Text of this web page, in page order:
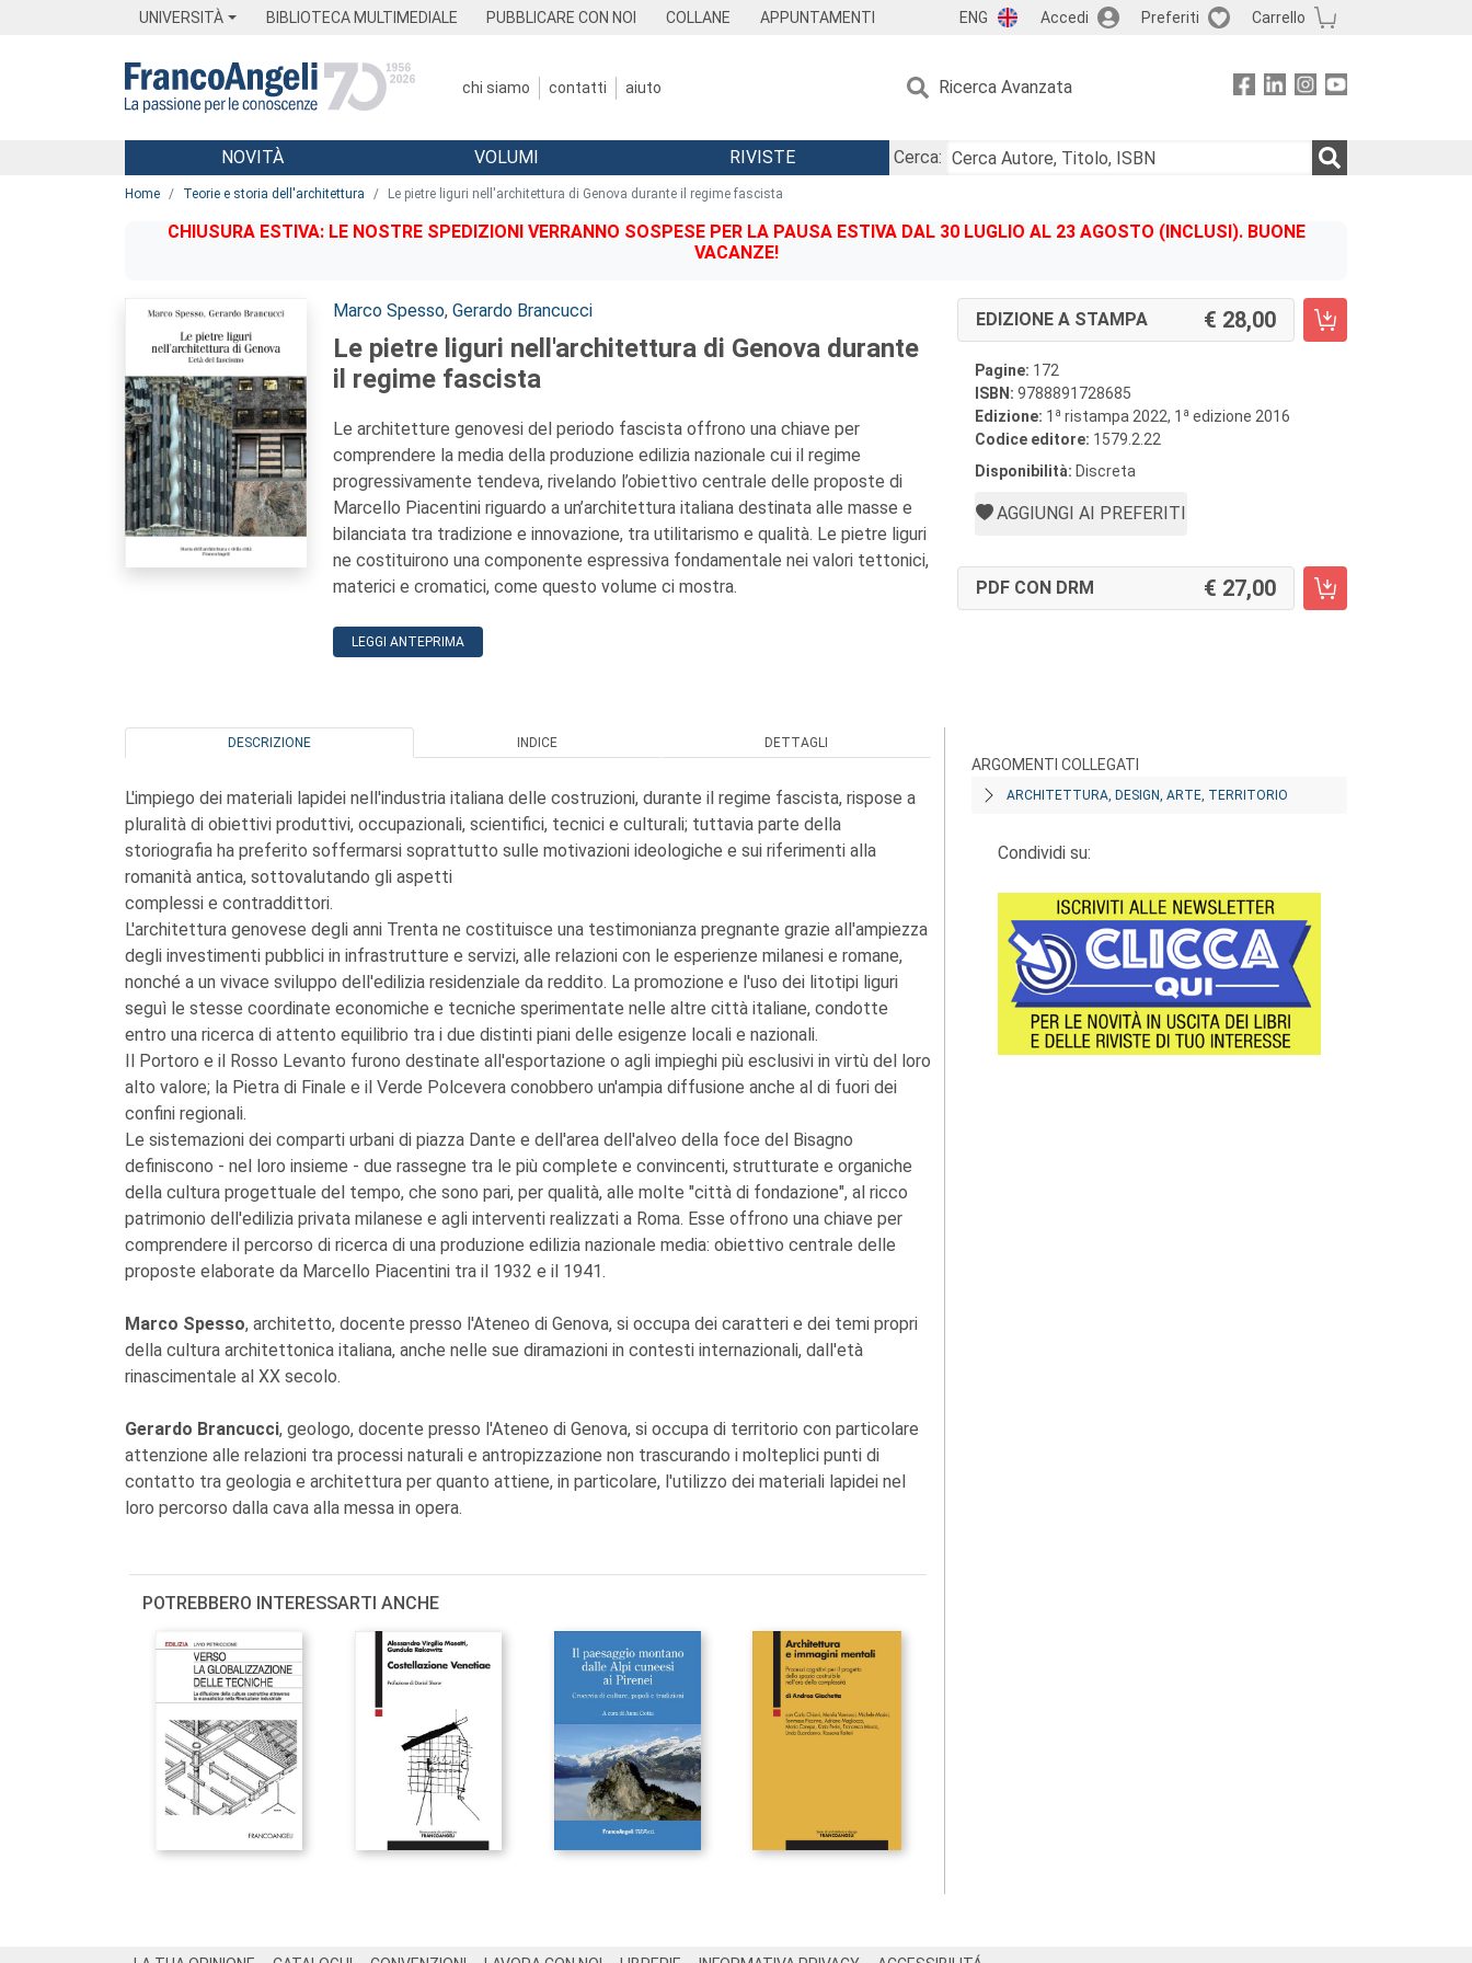
UNIVERSITÀ BIBLIOTECA MULTIMEDIALE PUBBLICARE CON NOI COLLANE APPUNTAMENTI ENG Accedi Preferiti Carrello
chi siamo contatti aiuto Ricerca Avanzata
Menu
NOVITÀ VOLUMI RIVISTE
Cerca:
Home Teorie e storia dell'architettura Le pietre liguri nell'architettura di Genova durante il regime fascista
CHIUSURA ESTIVA: LE NOSTRE SPEDIZIONI VERRANNO SOSPESE PER LA PAUSA ESTIVA DAL 30 LUGLIO AL 23 AGOSTO (INCLUSI). BUONE
VACANZE!
Autori:
Marco Spesso, Gerardo Brancucci
Le pietre liguri nell'architettura di Genova durante
il regime fascista
Le architetture genovesi del periodo fascista offrono una chiave per
comprendere la media della produzione edilizia nazionale cui il regime
progressivamente tendeva, rivelando l’obiettivo centrale delle proposte di
Marcello Piacentini riguardo a un’architettura italiana destinata alle masse e
bilanciata tra tradizione e innovazione, tra utilitarismo e qualità. Le pietre liguri
ne costituirono una componente espressiva fondamentale nei valori tettonici,
materici e cromatici, come questo volume ci mostra.
LEGGI ANTEPRIMA
EDIZIONE A STAMPA 28,00
Pagine: 172
ISBN: 9788891728685
Edizione: 1 a ristampa 2022, 1 a edizione 2016
Codice editore: 1579.2.22
Disponibilità: Discreta
AGGIUNGI AI PREFERITI
PDF CON DRM 27,00
DESCRIZIONE INDICE DETTAGLI
L'impiego dei materiali lapidei nell'industria italiana delle costruzioni, durante il regime fascista, rispose a
pluralità di obiettivi produttivi, occupazionali, scientifici, tecnici e culturali; tuttavia parte della
storiografia ha preferito soffermarsi soprattutto sulle motivazioni ideologiche e sui riferimenti alla
romanità antica, sottovalutando gli aspetti
complessi e contraddittori.
L'architettura genovese degli anni Trenta ne costituisce una testimonianza pregnante grazie all'ampiezza
degli investimenti pubblici in infrastrutture e servizi, alle relazioni con le esperienze milanesi e romane,
nonché a un vivace sviluppo dell'edilizia residenziale da reddito. La promozione e l'uso dei litotipi liguri
seguì le stesse coordinate economiche e tecniche sperimentate nelle altre città italiane, condotte
entro una ricerca di attento equilibrio tra i due distinti piani delle esigenze locali e nazionali.
Il Portoro e il Rosso Levanto furono destinate all'esportazione o agli impieghi più esclusivi in virtù del loro
alto valore; la Pietra di Finale e il Verde Polcevera conobbero un'ampia diffusione anche al di fuori dei
confini regionali.
Le sistemazioni dei comparti urbani di piazza Dante e dell'area dell'alveo della foce del Bisagno
definiscono - nel loro insieme - due rassegne tra le più complete e convincenti, strutturate e organiche
della cultura progettuale del tempo, che sono pari, per qualità, alle molte "città di fondazione", al ricco
patrimonio dell'edilizia privata milanese e agli interventi realizzati a Roma. Esse offrono una chiave per
comprendere il percorso di ricerca di una produzione edilizia nazionale media: obiettivo centrale delle
proposte elaborate da Marcello Piacentini tra il 1932 e il 1941.
Marco Spesso, architetto, docente presso l'Ateneo di Genova, si occupa dei caratteri e dei temi propri
della cultura architettonica italiana, anche nelle sue diramazioni in contesti internazionali, dall'età
rinascimentale al XX secolo.
Gerardo Brancucci, geologo, docente presso l'Ateneo di Genova, si occupa di territorio con particolare
attenzione alle relazioni tra processi naturali e antropizzazione non trascurando i molteplici punti di
contatto tra geologia e architettura per quanto attiene, in particolare, l'utilizzo dei materiali lapidei nel
loro percorso dalla cava alla messa in opera.
POTREBBERO INTERESSARTI ANCHE
ARGOMENTI COLLEGATI
ARCHITETTURA, DESIGN, ARTE, TERRITORIO
Condividi su: